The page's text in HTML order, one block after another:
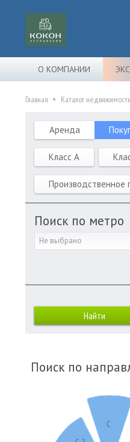
О КОМПАНИИ
Главная Каталог недвижимости
Аренда
Класс A
Производственное
Поиск по метро
Не выбрано
Поиск по
С